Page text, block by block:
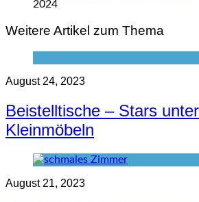
2024
Weitere Artikel zum Thema
August 24, 2023
Beistelltische – Stars
Kleinmöbeln
August 21, 2023